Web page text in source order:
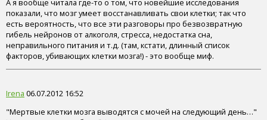
А я вообще читала где-то о том, что новейшие исследования
показали, что мозг умеет восстанавливать свои клетки; так что
есть вероятность, что все эти разговоры про безвозвратную
гибель нейронов от алкоголя, стресса, недостатка сна,
неправильного питания и т.д. (там, кстати, длинный список
факторов, убивающих клетки мозга!) - это вообще миф.
Irena 06.07.2012 16:52
"Мертвые клетки мозга выводятся с мочей на следующий день…"